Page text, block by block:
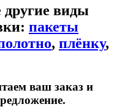
виды
пакеты
, плёнку,
ваш заказ и